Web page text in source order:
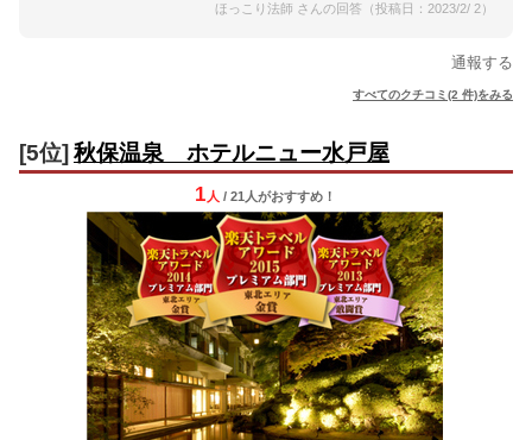
ほっこり法師 さんの回答（投稿日：2023/2/ 2）
通報する
すべてのクチコミ(2 件)をみる
[5位] 秋保温泉 ホテルニュー水戸屋
1 人 / 21人がおすすめ！